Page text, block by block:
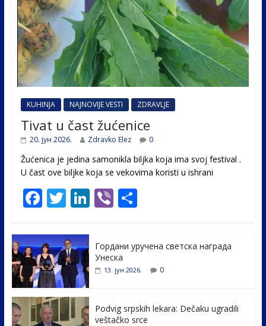
KUHINJA NAJNOVIJE VESTI ZDRAVLJE
Tivat u čast žućenice
20. јун 2026. Zdravko Elez 0
Žućenica je jedina samonikla biljka koja ima svoj festival .
U čast ovе biljke koja se vekovima koristi u ishrani
F
ac
e
b
o
o
k
T
w
itt
er
Li
n
e
dI
Vi
b
S
e
Гордани уручена светска награда
Унеска
13. јун 2026. 0
Podvig srpskih lekara: Dečaku ugradili
veštačko srce